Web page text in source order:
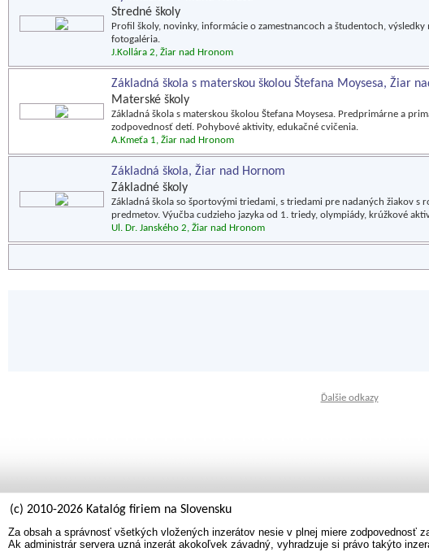
Stredné školy
Profil školy, novinky, informácie o zamestnancoch a študentoch,
fotogaléria.
J.Kollára 2, Žiar nad Hronom
Základná škola s materskou školou Štefana Moysesa, Žiar
Materské školy
Základná škola s materskou školou Štefana Moysesa. Predprimárne a
zodpovednosť detí. Pohybové aktivity, edukačné cvičenia.
A.Kmeťa 1, Žiar nad Hronom
Základná škola, Žiar nad Hornom
Základné školy
Základná škola so športovými triedami, s triedami pre nadaných žiakov
predmetov. Výučba cudzieho jazyka od 1. triedy, olympiády, krúžkové
Ul. Dr. Janského 2, Žiar nad Hronom
Ďalšie odkazy
(c) 2010-2026 Katalóg firiem na Slovensku
Za obsah a správnosť všetkých vložených inzerátov nesie v plnej miere zodpovednosť
Ak administrár servera uzná inzerát akokoľvek závadný, vyhradzuje si právo takýto